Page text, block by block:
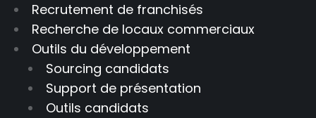
Recrutement de franchisés
Recherche de locaux commerciaux
Outils du développement
Sourcing candidats
Support de présentation
Outils candidats